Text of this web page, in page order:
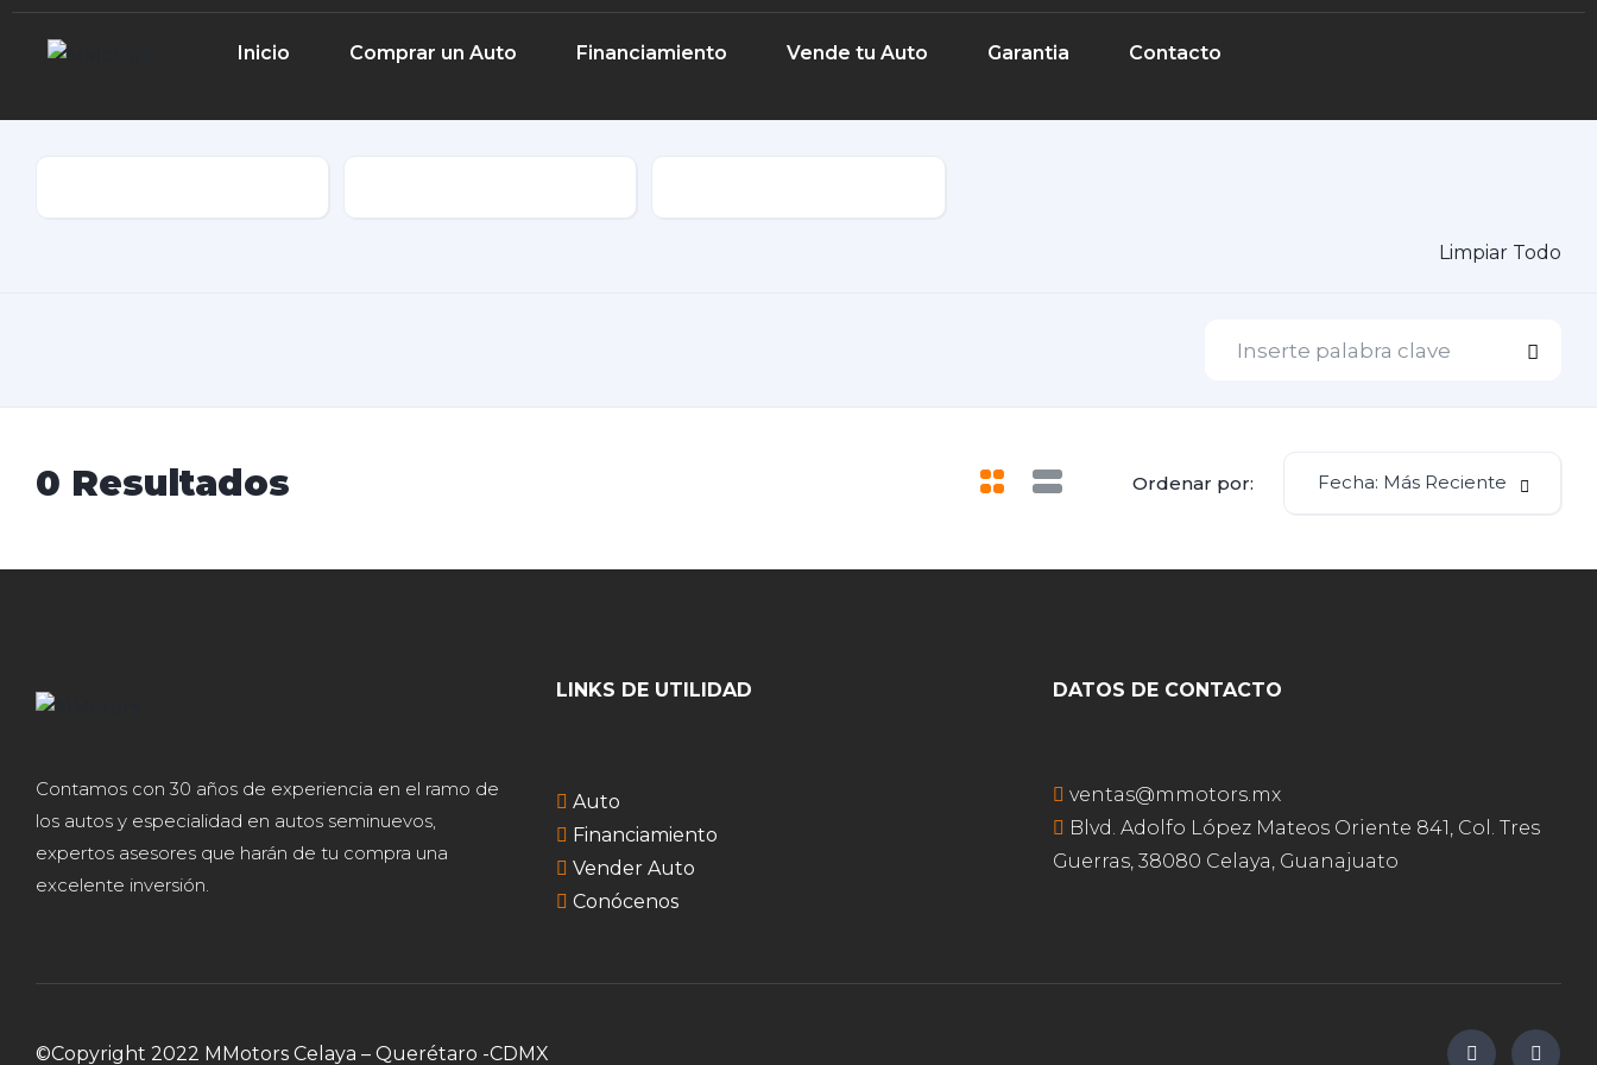
Inicio Comprar un Auto Financiamiento Vende tu Auto Garantia Contacto
Limpiar Todo
0 Resultados Ordenar por: Fecha: Más Reciente
Contamos con 30 años de experiencia en el ramo de
los autos y especialidad en autos seminuevos,
expertos asesores que harán de tu compra una
excelente inversión.
LINKS DE UTILIDAD
Auto
Financiamiento
Vender Auto
Conócenos
DATOS DE CONTACTO
ventas@mmotors.mx
Blvd. Adolfo López Mateos Oriente 841, Col. Tres
Guerras, 38080 Celaya, Guanajuato
©Copyright 2022 MMotors Celaya – Querétaro -CDMX